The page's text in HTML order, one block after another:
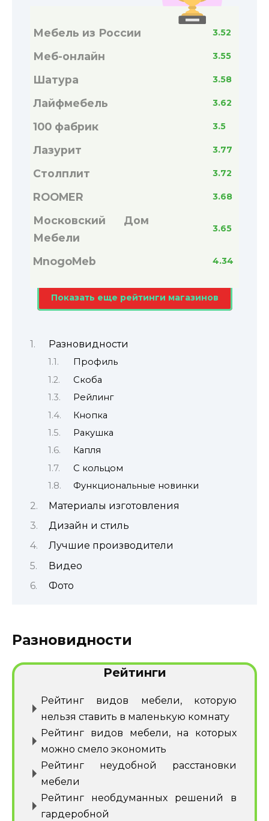
Мебель из России 3.52
Меб-онлайн 3.55
Шатура 3.58
Лайфмебель 3.62
100 фабрик 3.5
Лазурит 3.77
Столплит 3.72
ROOMER 3.68
Московский Дом
Мебели
3.65
MnogoMeb 4.34
Показать еще рейтинги магазинов
Разновидности
Профиль
Скоба
Рейлинг
Кнопка
Ракушка
Капля
С кольцом
Функциональные новинки
Материалы изготовления
Дизайн и стиль
Лучшие производители
Видео
Фото
Разновидности
Рейтинги
Рейтинг видов мебели, которую
нельзя ставить в маленькую комнату
Рейтинг видов мебели, на которых
можно смело экономить
Рейтинг неудобной расстановки
мебели
Рейтинг необдуманных решений в
гардеробной